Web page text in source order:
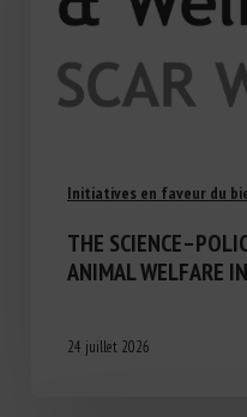
Initiatives en faveur du
THE
ANIMAL WELFARE
24 juillet 2026